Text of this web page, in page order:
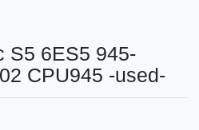
S5 6ES5 945-
CPU945 -used-